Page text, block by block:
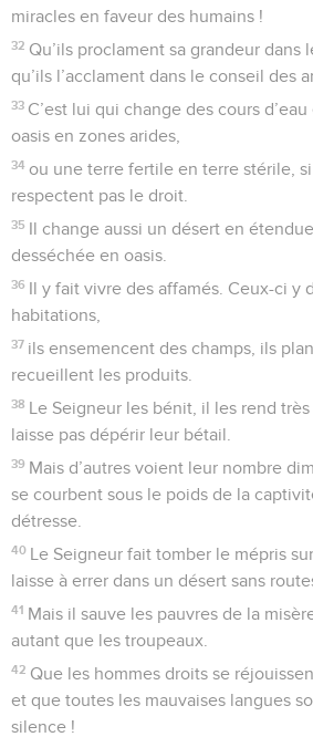
miracles en faveur des humains !
32 Qu’ils proclament sa grandeur dans
qu’ils l’acclament dans le conseil des
33 C’est lui qui change des cours
oasis en zones arides,
34 ou une terre fertile en terre stérile,
respectent pas le droit.
35 Il change aussi un désert en
desséchée en oasis.
36 Il y fait vivre des affamés. Ceux-ci y
habitations,
37 ils ensemencent des champs, ils
recueillent les produits.
38 Le Seigneur les bénit, il les rend
laisse pas dépérir leur bétail.
39 Mais d’autres voient leur nombre
se courbent sous le poids de la
détresse.
40 Le Seigneur fait tomber le mépris
laisse à errer dans un désert sans
41 Mais il sauve les pauvres de la
autant que les troupeaux.
42 Que les hommes droits se
et que toutes les mauvaises langues
silence !